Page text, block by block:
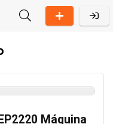
Máquina